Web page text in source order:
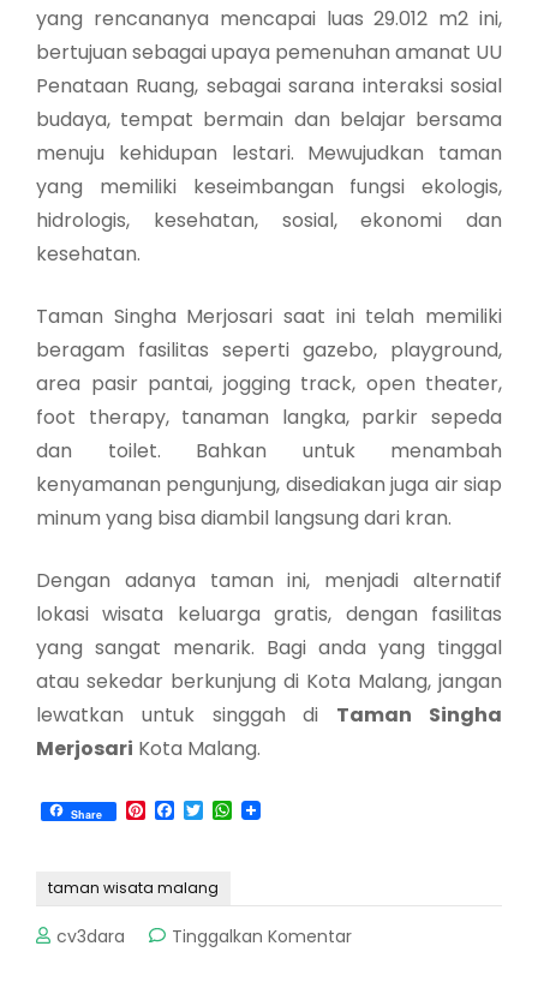
yang rencananya mencapai luas 29.012 m2 ini,
bertujuan sebagai upaya pemenuhan amanat UU
Penataan Ruang, sebagai sarana interaksi sosial
budaya, tempat bermain dan belajar bersama
menuju kehidupan lestari. Mewujudkan taman
yang memiliki keseimbangan fungsi ekologis,
hidrologis, kesehatan, sosial, ekonomi dan
kesehatan.
Taman Singha Merjosari saat ini telah memiliki
beragam fasilitas seperti gazebo, playground,
area pasir pantai, jogging track, open theater,
foot therapy, tanaman langka, parkir sepeda
dan toilet. Bahkan untuk menambah
kenyamanan pengunjung, disediakan juga air siap
minum yang bisa diambil langsung dari kran.
Dengan adanya taman ini, menjadi alternatif
lokasi wisata keluarga gratis, dengan fasilitas
yang sangat menarik. Bagi anda yang tinggal
atau sekedar berkunjung di Kota Malang, jangan
lewatkan untuk singgah di Taman Singha
Merjosari Kota Malang.
Share Pinterest
Facebook
TwitterWhatsApp
taman wisata malang
cv3dara Tinggalkan Komentarpada